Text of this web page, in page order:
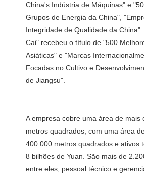
China's Indústria de Máquinas" e
Grupos de Energia da China",
Integridade de Qualidade da China".
Cai" recebeu o título de "500
Asiáticas" e "Marcas
Focadas no Cultivo e
A empresa cobre uma área de mais
metros quadrados, com uma área
400.000 metros quadrados e ativos
8 bilhões de Yuan. São mais de
entre eles, pessoal técnico e